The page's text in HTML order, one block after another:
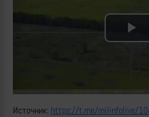
Источник: https://t.me/milinfolive/